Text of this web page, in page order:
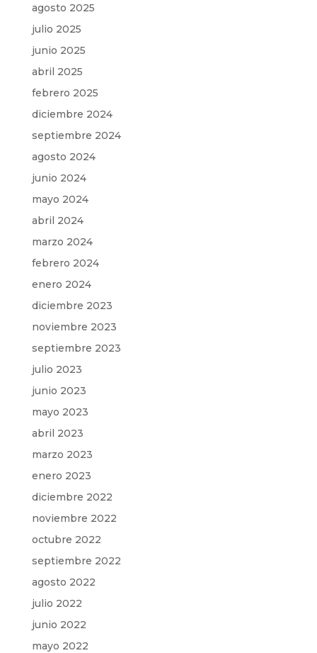
agosto 2025
julio 2025
junio 2025
abril 2025
febrero 2025
diciembre 2024
septiembre 2024
agosto 2024
junio 2024
mayo 2024
abril 2024
marzo 2024
febrero 2024
enero 2024
diciembre 2023
noviembre 2023
septiembre 2023
julio 2023
junio 2023
mayo 2023
abril 2023
marzo 2023
enero 2023
diciembre 2022
noviembre 2022
octubre 2022
septiembre 2022
agosto 2022
julio 2022
junio 2022
mayo 2022